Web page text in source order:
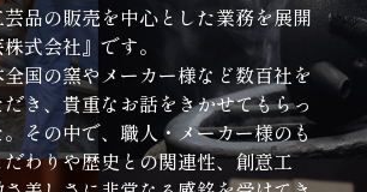
品の販売を中心とした業務を展開
式会社』です。
国の窯やメーカー様など数百社を
き、貴重なお話をきかせてもらっ
その中で、職人・メーカー様のも
わりや歴史との関連性、創意工